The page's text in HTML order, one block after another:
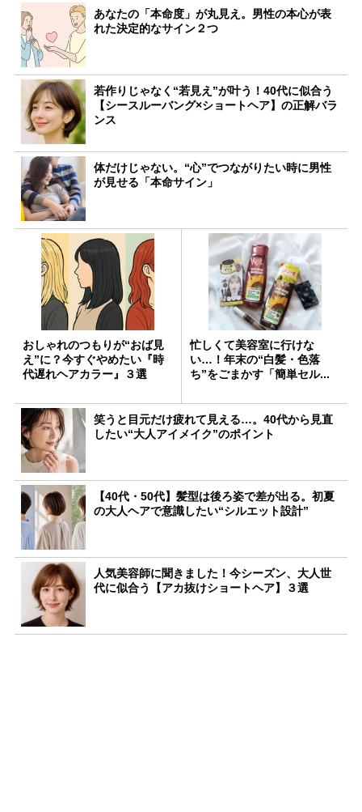
あなたの「本命度」が丸見え。男性の本心が表
れた決定的なサイン２つ
若作りじゃなく“若見え”が叶う！40代に似合う
【シースルーバング×ショートヘア】の正解バラ
ンス
体だけじゃない。“心”でつながりたい時に男性
が見せる「本命サイン」
おしゃれのつもりが“おば見
え”に？今すぐやめたい『時
代遅れヘアカラー』３選
忙しくて美容室に行けな
い…！年末の“白髪・色落
ち”をごまかす「簡単セル...
笑うと目元だけ疲れて見える…。40代から見直
したい“大人アイメイク”のポイント
【40代・50代】髪型は後ろ姿で差が出る。初夏
の大人ヘアで意識したい“シルエット設計”
人気美容師に聞きました！今シーズン、大人世
代に似合う【アカ抜けショートヘア】３選